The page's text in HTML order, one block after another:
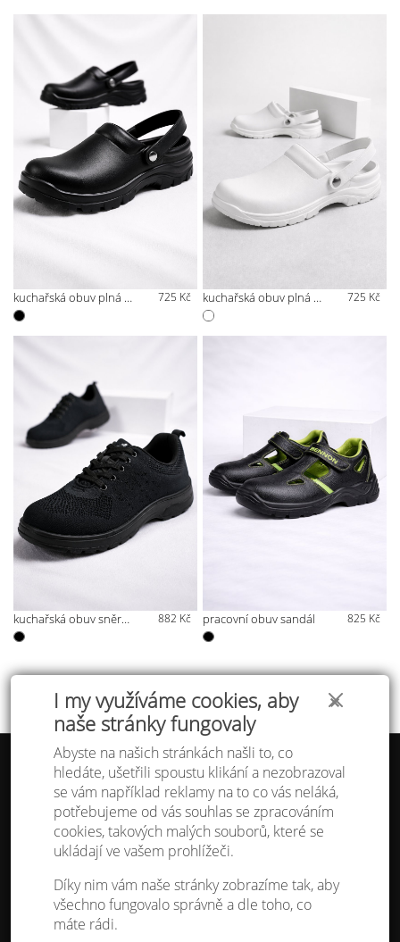
✕
I my využíváme cookies, aby
naše stránky fungovaly
Abyste na našich stránkách našli to, co
hledáte, ušetřili spoustu klikání a nezobrazoval
se vám například reklamy na to co vás neláká,
potřebujeme od vás souhlas se zpracováním
cookies, takových malých souborů, které se
ukládají ve vašem prohlížeči.
Díky nim vám naše stránky zobrazíme tak, aby
všechno fungovalo správně a dle toho, co
máte rádi.
kuchařská obuv plná s páskem přes patu 725 Kč kuchařská obuv plná s páskem přes patu - bílá 725 Kč
kuchařská obuv sněrovací 882 Kč pracovní obuv sandál 825 Kč
Tabulka velikostí
Doprava a platba
Ochrana osobních údajů
Obchodní podmínky
Kontakt
Atelier IVN
Na Výhledě 324/1
360 17 Karlovy Vary